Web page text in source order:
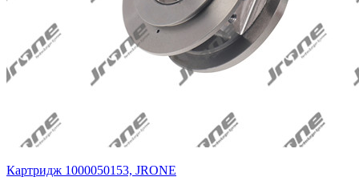
Картридж 1000050153, JRONE